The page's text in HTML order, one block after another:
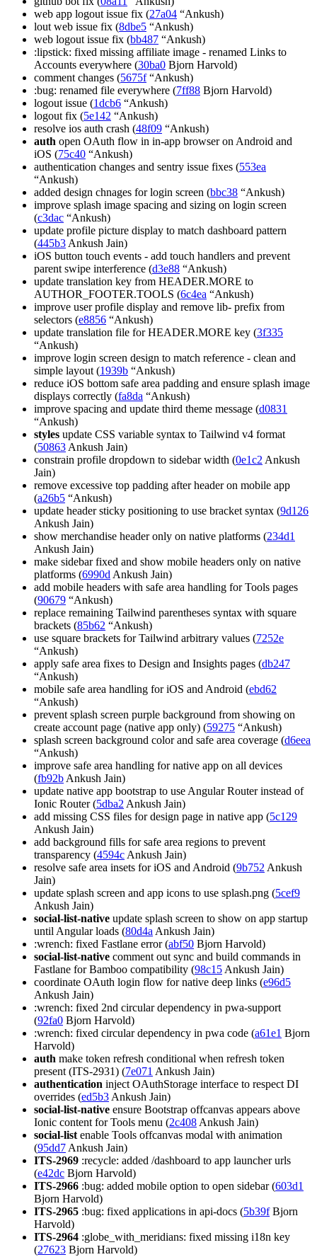
web app logout issue fix (27a04 “Ankush)
lout web issue fix (8dbe5 “Ankush)
web logout issue fix (bb487 “Ankush)
:lipstick: fixed missing affiliate image - renamed Links to
Accounts everywhere (30ba0 Bjorn Harvold)
comment changes (5675f“Ankush)
:bug: renamed file everywhere (7ff88 Bjorn Harvold)
logout issue (1dcb6 “Ankush)
logout fix (5e142 “Ankush)
resolve ios auth crash (48f09 “Ankush)
auth open OAuth flow in in-app browser on Android and
iOS (75c40 “Ankush)
authentication changes and sentry issue fixes (553ea
“Ankush)
added design chnages for login screen (bbc38 “Ankush)
improve splash image spacing and sizing on login screen
(c3dac “Ankush)
update profile picture display to match dashboard pattern
(445b3 Ankush Jain)
iOS button touch events - add touch handlers and prevent
parent swipe interference (d3e88 “Ankush)
update translation key from HEADER.MORE to
AUTHOR_FOOTER.TOOLS (6c4ea “Ankush)
improve user profile display and remove lib- prefix from
selectors (e8856 “Ankush)
update translation file for HEADER.MORE key (3f335
“Ankush)
improve login screen design to match reference - clean and
simple layout (1939b “Ankush)
reduce iOS bottom safe area padding and ensure splash image
displays correctly (fa8da “Ankush)
improve spacing and update third theme message (d0831
“Ankush)
styles update CSS variable syntax to Tailwind v4 format
(50863 Ankush Jain)
constrain profile dropdown to sidebar width (0e1c2 Ankush
Jain)
remove excessive top padding after header on mobile app
(a26b5 “Ankush)
update header sticky positioning to use bracket syntax (9d126
Ankush Jain)
show merchandise header only on native platforms (234d1
Ankush Jain)
make sidebar fixed and show mobile headers only on native
platforms (6990d Ankush Jain)
add mobile headers with safe area handling for Tools pages
(90679 “Ankush)
replace remaining Tailwind parentheses syntax with square
brackets (85b62 “Ankush)
use square brackets for Tailwind arbitrary values (7252e
“Ankush)
apply safe area fixes to Design and Insights pages (db247
“Ankush)
mobile safe area handling for iOS and Android (ebd62
“Ankush)
prevent splash screen purple background from showing on
create account page (native app only) (59275 “Ankush)
splash screen background color and safe area coverage (d6eea
“Ankush)
improve safe area handling for native app on all devices
(fb92b Ankush Jain)
update native app bootstrap to use Angular Router instead of
Ionic Router (5dba2 Ankush Jain)
add missing CSS files for design page in native app (5c129
Ankush Jain)
add background fills for safe area regions to prevent
transparency (4594c Ankush Jain)
resolve safe area insets for iOS and Android (9b752 Ankush
Jain)
update splash screen and app icons to use splash.png (5cef9
Ankush Jain)
social-list-native update splash screen to show on app startup
until Angular loads (80d4a Ankush Jain)
:wrench: fixed Fastlane error (abf50 Bjorn Harvold)
social-list-native comment out sync and build commands in
Fastlane for Bamboo compatibility (98c15 Ankush Jain)
coordinate OAuth login flow for native deep links (e96d5
Ankush Jain)
:wrench: fixed 2nd circular dependency in pwa-support
(92fa0 Bjorn Harvold)
:wrench: fixed circular dependency in pwa code (a61e1 Bjorn
Harvold)
auth make token refresh conditional when refresh token
present (ITS-2931) (7e071 Ankush Jain)
authentication inject OAuthStorage interface to respect DI
overrides (ed5b3 Ankush Jain)
social-list-native ensure Bootstrap offcanvas appears above
Ionic content for Tools menu (2c408 Ankush Jain)
social-list enable Tools offcanvas modal with animation
(95dd7 Ankush Jain)
ITS-2969 :recycle: added /dashboard to app launcher urls
(e42dc Bjorn Harvold)
ITS-2966 :bug: added mobile option to open sidebar (603d1
Bjorn Harvold)
ITS-2965 :bug: fixed applications in api-docs (5b39fBjorn
Harvold)
ITS-2964 :globe_with_meridians: fixed missing i18n key
(27623 Bjorn Harvold)